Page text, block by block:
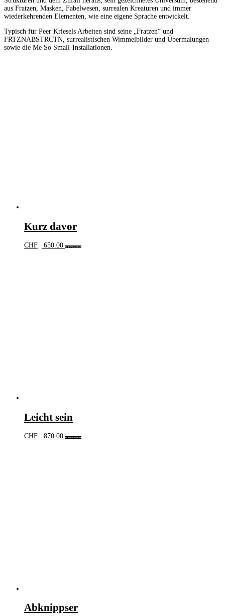
aus Fratzen, Masken, Fabelwesen, surrealen Kreaturen und immer
wiederkehrenden Elementen, wie eine eigene Sprache entwickelt.
Typisch für Peer Kriesels Arbeiten sind seine „Fratzen“ und
FRTZNABSTRCTN, surrealistischen Wimmelbilder und Übermalungen
sowie die Me So Small-Installationen.
Kurz davor
CHF 650.00 In den Warenkorb
Leicht sein
CHF 870.00 In den Warenkorb
Abknippser